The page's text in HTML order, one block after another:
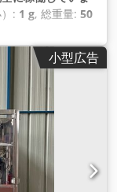
: 1 g, 総重量: 50
小型広告